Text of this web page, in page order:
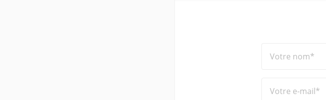
Votre nom*
Votre e-mail*